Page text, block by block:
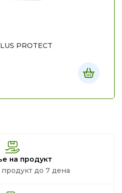
PROTECT
на продукт
до 7 дена